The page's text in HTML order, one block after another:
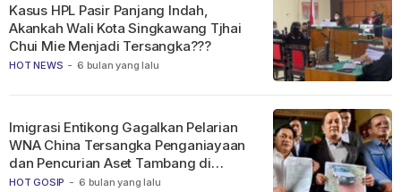
HOT NEWS - 6 bulan yang lalu
Kasus HPL Pasir Panjang Indah,
Akankah Wali Kota Singkawang Tjhai
Chui Mie Menjadi Tersangka???
HOT GOSIP - 6 bulan yang lalu
Imigrasi Entikong Gagalkan Pelarian
WNA China Tersangka Penganiayaan
dan Pencurian Aset Tambang di
Ketapang